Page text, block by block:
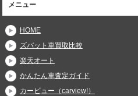
メニュー
HOME
ズバット車買取比較
楽天オート
かんたん車査定ガイド
カービュー（carview!）